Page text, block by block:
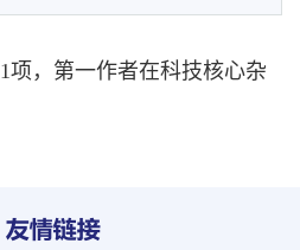
项，第一作者在科技核心杂